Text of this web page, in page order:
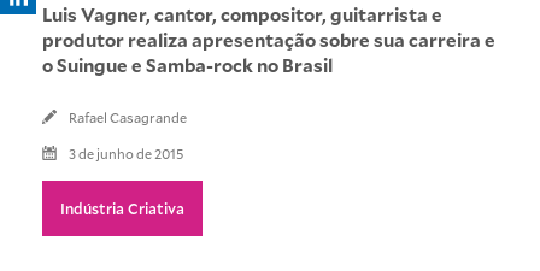
Luis Vagner, cantor, compositor, guitarrista e
produtor realiza apresentação sobre sua carreira e
o Suingue e Samba-rock no Brasil
Rafael Casagrande
3 de junho de 2015
Indústria Criativa